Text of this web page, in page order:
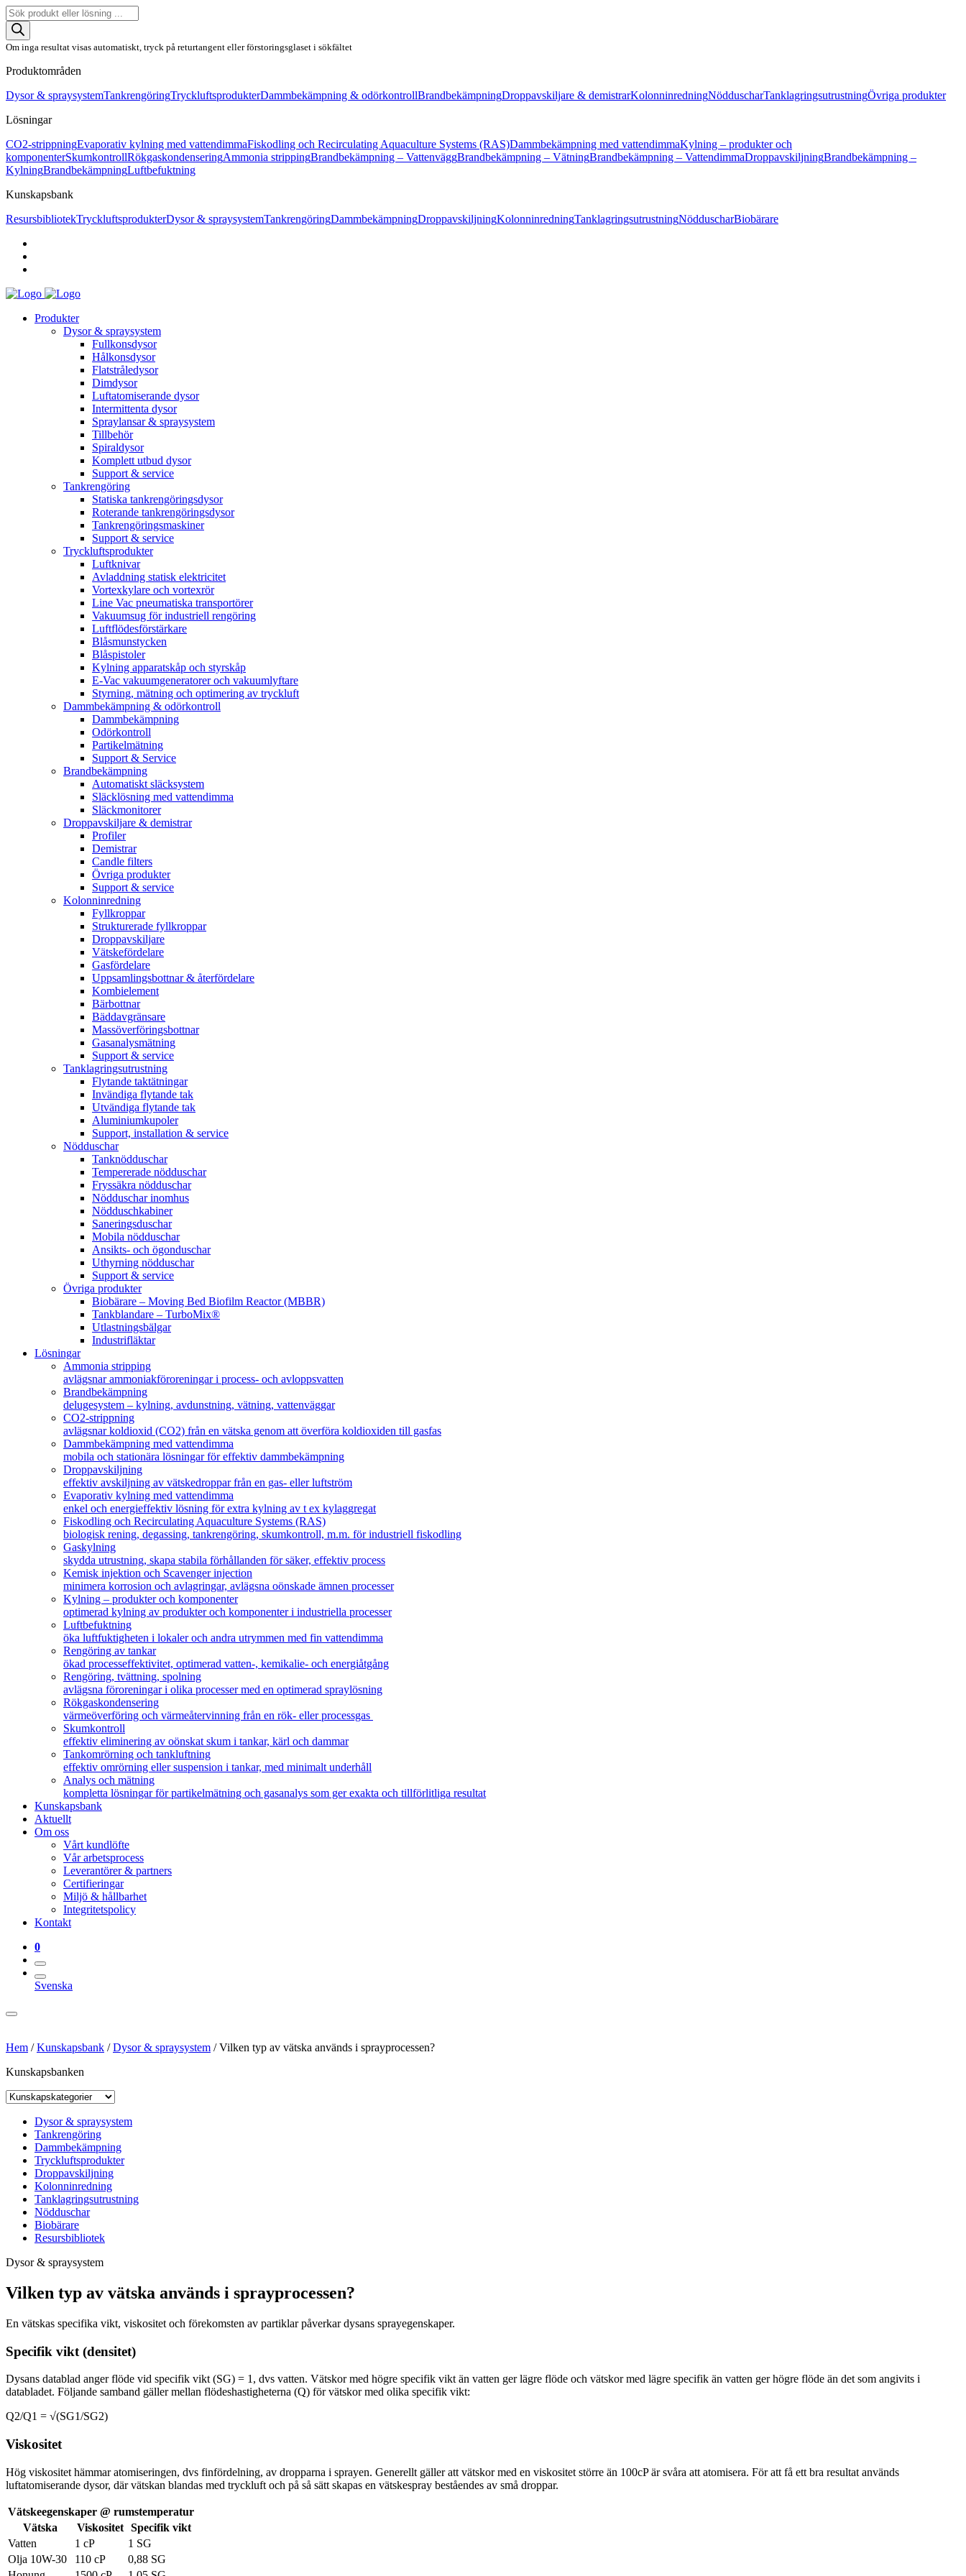
Produktsökning
Om inga resultat visas automatiskt, tryck på returtangent eller förstoringsglaset i sökfältet
Produktområden
Dysor & spraysystemTankrengöringTryckluftsprodukterDammbekämpning & odörkontrollBrandbekämpningDroppavskiljare & demistrarKolonninredningNödduscharTanklagringsutrustningÖvriga produkter
Lösningar
CO2-strippningEvaporativ kylning med vattendimmaFiskodling och Recirculating Aquaculture Systems (RAS)Dammbekämpning med vattendimmaKylning – produkter och
komponenterSkumkontrollRökgaskondenseringAmmonia strippingBrandbekämpning – VattenväggBrandbekämpning – VätningBrandbekämpning – VattendimmaDroppavskiljningBrandbekämpning –
KylningBrandbekämpningLuftbefuktning
Kunskapsbank
ResursbibliotekTryckluftsprodukterDysor & spraysystemTankrengöringDammbekämpningDroppavskiljningKolonninredningTanklagringsutrustningNödduscharBiobärare
Produkter
Dysor & spraysystem
Fullkonsdysor
Hålkonsdysor
Flatstråledysor
Dimdysor
Luftatomiserande dysor
Intermittenta dysor
Spraylansar & spraysystem
Tillbehör
Spiraldysor
Komplett utbud dysor
Support & service
Tankrengöring
Statiska tankrengöringsdysor
Roterande tankrengöringsdysor
Tankrengöringsmaskiner
Support & service
Tryckluftsprodukter
Luftknivar
Avladdning statisk elektricitet
Vortexkylare och vortexrör
Line Vac pneumatiska transportörer
Vakuumsug för industriell rengöring
Luftflödesförstärkare
Blåsmunstycken
Blåspistoler
Kylning apparatskåp och styrskåp
E-Vac vakuumgeneratorer och vakuumlyftare
Styrning, mätning och optimering av tryckluft
Dammbekämpning & odörkontroll
Dammbekämpning
Odörkontroll
Partikelmätning
Support & Service
Brandbekämpning
Automatiskt släcksystem
Släcklösning med vattendimma
Släckmonitorer
Droppavskiljare & demistrar
Profiler
Demistrar
Candle filters
Övriga produkter
Support & service
Kolonninredning
Fyllkroppar
Strukturerade fyllkroppar
Droppavskiljare
Vätskefördelare
Gasfördelare
Uppsamlingsbottnar & återfördelare
Kombielement
Bärbottnar
Bäddavgränsare
Massöverföringsbottnar
Gasanalysmätning
Support & service
Tanklagringsutrustning
Flytande taktätningar
Invändiga flytande tak
Utvändiga flytande tak
Aluminiumkupoler
Support, installation & service
Nödduschar
Tanknödduschar
Tempererade nödduschar
Fryssäkra nödduschar
Nödduschar inomhus
Nödduschkabiner
Saneringsduschar
Mobila nödduschar
Ansikts- och ögonduschar
Uthyrning nödduschar
Support & service
Övriga produkter
Biobärare – Moving Bed Biofilm Reactor (MBBR)
Tankblandare – TurboMix®
Utlastningsbälgar
Industrifläktar
Lösningar
Ammonia stripping
avlägsnar ammoniakföroreningar i process- och avloppsvatten
Brandbekämpning
delugesystem – kylning, avdunstning, vätning, vattenväggar
CO2-strippning
avlägsnar koldioxid (CO2) från en vätska genom att överföra koldioxiden till gasfas
Dammbekämpning med vattendimma
mobila och stationära lösningar för effektiv dammbekämpning
Droppavskiljning
effektiv avskiljning av vätskedroppar från en gas- eller luftström
Evaporativ kylning med vattendimma
enkel och energieffektiv lösning för extra kylning av t ex kylaggregat
Fiskodling och Recirculating Aquaculture Systems (RAS)
biologisk rening, degassing, tankrengöring, skumkontroll, m.m. för industriell fiskodling
Gaskylning
skydda utrustning, skapa stabila förhållanden för säker, effektiv process
Kemisk injektion och Scavenger injection
minimera korrosion och avlagringar, avlägsna oönskade ämnen processer
Kylning – produkter och komponenter
optimerad kylning av produkter och komponenter i industriella processer
Luftbefuktning
öka luftfuktigheten i lokaler och andra utrymmen med fin vattendimma
Rengöring av tankar
ökad processeffektivitet, optimerad vatten-, kemikalie- och energiåtgång
Rengöring, tvättning, spolning
avlägsna föroreningar i olika processer med en optimerad spraylösning
Rökgaskondensering
värmeöverföring och värmeåtervinning från en rök- eller processgas
Skumkontroll
effektiv eliminering av oönskat skum i tankar, kärl och dammar
Tankomrörning och tankluftning
effektiv omrörning eller suspension i tankar, med minimalt underhåll
Analys och mätning
kompletta lösningar för partikelmätning och gasanalys som ger exakta och tillförlitliga resultat
Kunskapsbank
Aktuellt
Om oss
Vårt kundlöfte
Vår arbetsprocess
Leverantörer & partners
Certifieringar
Miljö & hållbarhet
Integritetspolicy
Kontakt
0
Svenska
Hem /Kunskapsbank /Dysor & spraysystem /Vilken typ av vätska används i sprayprocessen?
Kunskapsbanken
Dysor & spraysystem
Tankrengöring
Dammbekämpning
Tryckluftsprodukter
Droppavskiljning
Kolonninredning
Tanklagringsutrustning
Nödduschar
Biobärare
Resursbibliotek
Dysor & spraysystem
Vilken typ av vätska används i sprayprocessen?
En vätskas specifika vikt, viskositet och förekomsten av partiklar påverkar dysans sprayegenskaper.
Specifik vikt (densitet)
Dysans datablad anger flöde vid specifik vikt (SG) = 1, dvs vatten. Vätskor med högre specifik vikt än vatten ger lägre flöde och vätskor med lägre specifik än vatten ger högre flöde än det som angivits i
databladet. Följande samband gäller mellan flödeshastigheterna (Q) för vätskor med olika specifik vikt:
Q2/Q1 = √(SG1/SG2)
Viskositet
Hög viskositet hämmar atomiseringen, dvs finfördelning, av dropparna i sprayen. Generellt gäller att vätskor med en viskositet större än 100cP är svåra att atomisera. För att få ett bra resultat används
luftatomiserande dysor, där vätskan blandas med tryckluft och på så sätt skapas en vätskespray beståendes av små droppar.
Vätskeegenskaper @ rumstemperatur
Vätska
Viskositet
Specifik vikt
Vatten
1 cP
1 SG
Olja 10W-30
110 cP
0,88 SG